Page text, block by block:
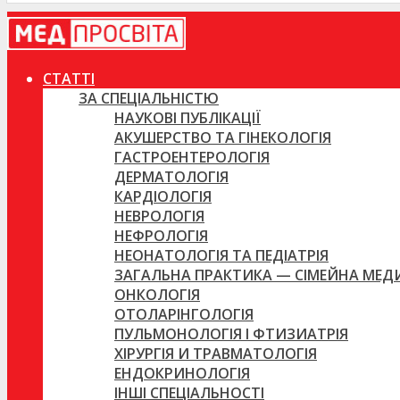
СТАТТІ
ЗА СПЕЦІАЛЬНІСТЮ
НАУКОВІ ПУБЛІКАЦІЇ
АКУШЕРСТВО ТА ГІНЕКОЛОГІЯ
ГАСТРОЕНТЕРОЛОГІЯ
ДЕРМАТОЛОГІЯ
КАРДІОЛОГІЯ
НЕВРОЛОГІЯ
НЕФРОЛОГІЯ
НЕОНАТОЛОГІЯ ТА ПЕДІАТРІЯ
ЗАГАЛЬНА ПРАКТИКА — СІМЕЙНА
ОНКОЛОГІЯ
ОТОЛАРІНГОЛОГІЯ
ПУЛЬМОНОЛОГІЯ І ФТИЗИАТРІЯ
ХІРУРГІЯ И ТРАВМАТОЛОГІЯ
ЕНДОКРИНОЛОГІЯ
ІНШІ СПЕЦІАЛЬНОСТІ